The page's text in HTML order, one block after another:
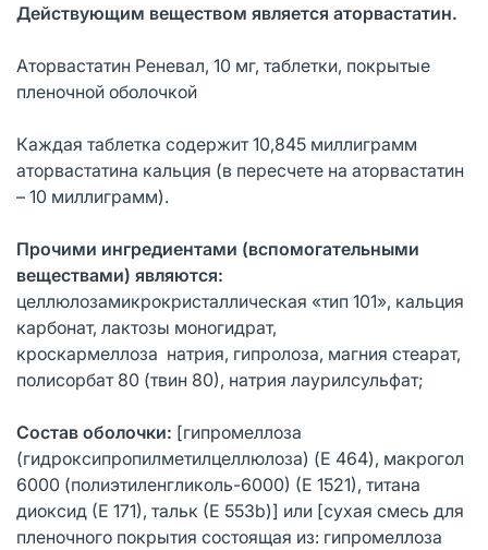
Действующим веществом является аторвастатин.
Аторвастатин Реневал, 10 мг, таблетки, покрытые
пленочной оболочкой
Каждая таблетка содержит 10,845 миллиграмм
аторвастатина кальция (в пересчете на аторвастатин
– 10 миллиграмм).
Прочими ингредиентами (вспомогательными
веществами) являются:
целлюлозамикрокристаллическая «тип 101», кальция
карбонат, лактозы моногидрат,
кроскармеллоза натрия, гипролоза, магния стеарат,
полисорбат 80 (твин 80), натрия лаурилсульфат;
Состав оболочки: [гипромеллоза
(гидроксипропилметилцеллюлоза) (E 464), макрогол
6000 (полиэтиленгликоль-6000) (Е 1521), титана
диоксид (Е 171), тальк (Е 553b)] или [сухая смесь для
пленочного покрытия состоящая из: гипромеллоза